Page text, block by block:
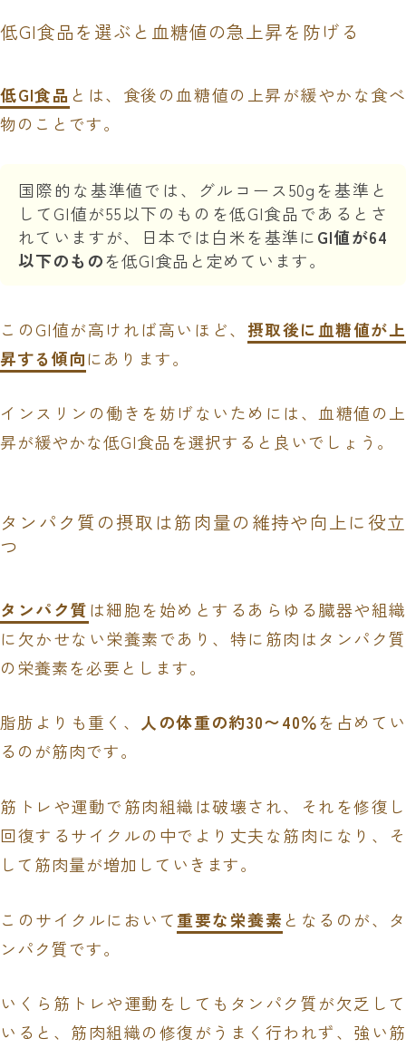
低GI食品を選ぶと血糖値の急上昇を防げる
低GI食品 とは、食後の血糖値の上昇が緩やかな食べ
物のことです。
国際的な基準値では、グルコース50gを基準と
してGI値が55以下のものを低GI食品であるとさ
れていますが、日本では白米を基準にGI値が64
以下のものを低GI食品と定めています。
このGI値が高ければ高いほど、 摂取後に血糖値が上
昇する傾向にあります。
インスリンの働きを妨げないためには、血糖値の上
昇が緩やかな低GI食品を選択すると良いでしょう。
タンパク質の摂取は筋肉量の維持や向上に役立
つ
タンパク質は細胞を始めとするあらゆる臓器や組織
に欠かせない栄養素であり、特に筋肉はタンパク質
の栄養素を必要とします。
脂肪よりも重く、 人の体重の約30〜40％を占めてい
るのが筋肉です。
筋トレや運動で筋肉組織は破壊され、それを修復し
回復するサイクルの中でより丈夫な筋肉になり、そ
して筋肉量が増加していきます。
このサイクルにおいて重要な栄養素となるのが、タ
ンパク質です。
いくら筋トレや運動をしてもタンパク質が欠乏して
いると、筋肉組織の修復がうまく行われず、強い筋